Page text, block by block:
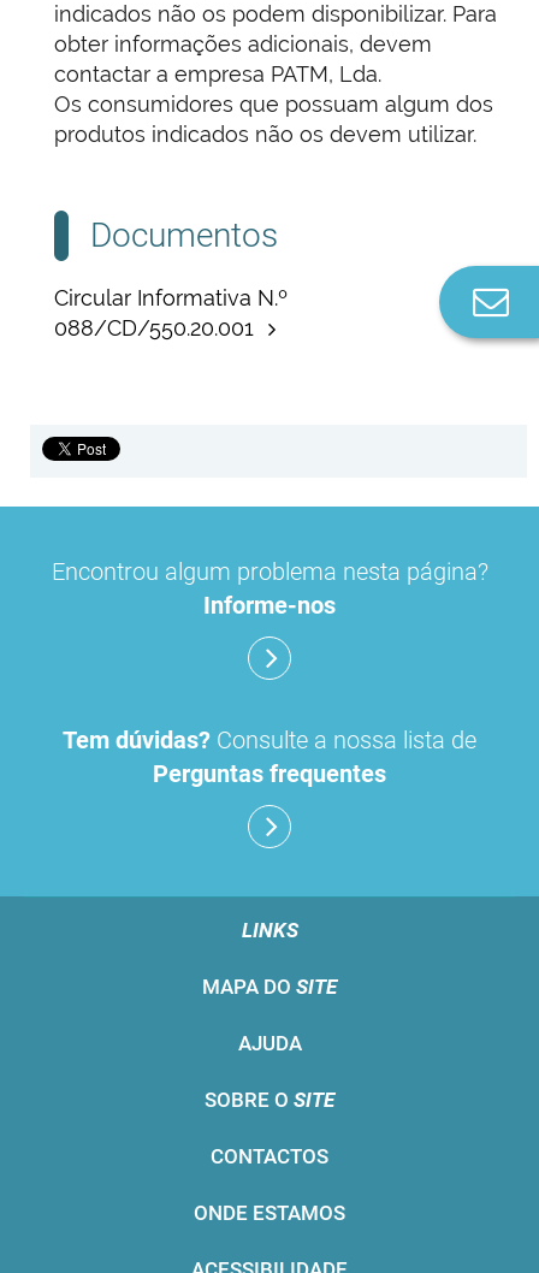
indicados não os podem disponibilizar. Para
obter informações adicionais, devem
contactar a empresa PATM, Lda.
Os consumidores que possuam algum dos
produtos indicados não os devem utilizar.
Documentos
Circular Informativa N.º
088/CD/550.20.001
Encontrou algum problema nesta página?
Informe-nos
Tem dúvidas? Consulte a nossa lista de
Perguntas frequentes
LINKS
MAPA DO SITE
AJUDA
SOBRE O SITE
CONTACTOS
ONDE ESTAMOS